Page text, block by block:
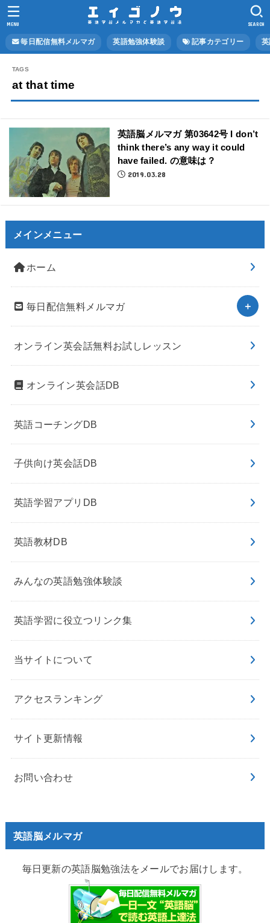
毎日配信無料メルマガ 英語勉強体験談 記事カテゴリー
SEARCH
MENU
at that time
英語脳メルマガ 第03642号 I don’t
think there’s any way it could
have failed. の意味は？
2019.03.28
メインメニュー
ホーム
毎日配信無料メルマガ
オンライン英会話無料お試しレッスン
オンライン英会話DB
英語コーチングDB
子供向け英会話DB
英語学習アプリDB
英語教材DB
みんなの英語勉強体験談
英語学習に役立つリンク集
当サイトについて
アクセスランキング
サイト更新情報
お問い合わせ
英語脳メルマガ
毎日更新の英語脳勉強法をメールでお届けします。